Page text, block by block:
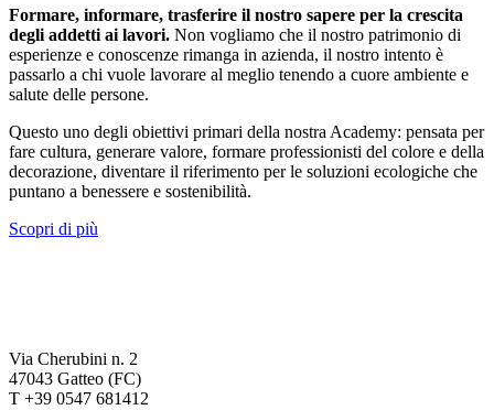
Formare, informare, trasferire il nostro sapere per la crescita
degli addetti ai lavori. Non vogliamo che il nostro patrimonio di
esperienze e conoscenze rimanga in azienda, il nostro intento è
passarlo a chi vuole lavorare al meglio tenendo a cuore ambiente e
salute delle persone.
Questo uno degli obiettivi primari della nostra Academy: pensata per
fare cultura, generare valore, formare professionisti del colore e della
decorazione, diventare il riferimento per le soluzioni ecologiche che
puntano a benessere e sostenibilità.
Scopri di più
Via Cherubini n. 2
47043 Gatteo (FC)
T +39 0547 681412